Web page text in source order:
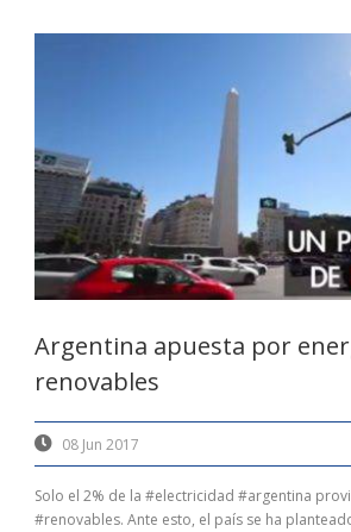
Argentina apuesta por
renovables
08 Jun 2017
Solo el 2% de la #electricidad #argentina
#renovables. Ante esto, el país se ha